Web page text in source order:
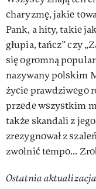
charyzmę, jakie
Pank, a hity, takie
głupia, tańcz” czy
się ogromną
nazywany polskim
życie prawdziwego
przede wszystkim
także skandali z
zrezygnował z
zwolnić tempo...
Ostatnia aktualizacja